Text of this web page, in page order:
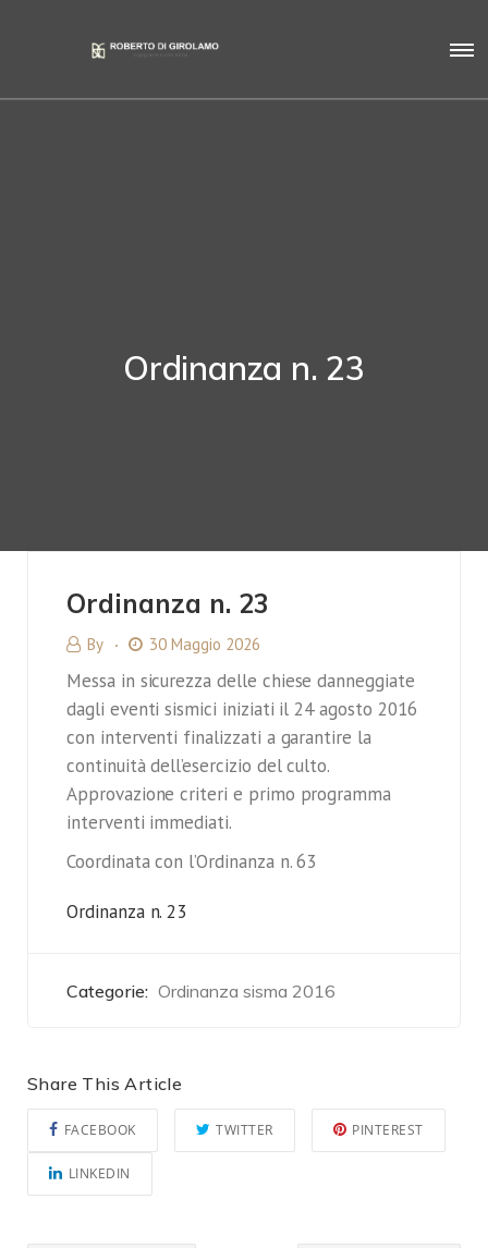
Ordinanza n. 23
Ordinanza n. 23
By 30 Maggio 2026
Messa in sicurezza delle chiese danneggiate
dagli eventi sismici iniziati il 24 agosto 2016
con interventi finalizzati a garantire la
continuità dell’esercizio del culto.
Approvazione criteri e primo programma
interventi immediati.
Coordinata con l’Ordinanza n. 63
Ordinanza n. 23
Categorie: Ordinanza sisma 2016
Share This Article
FACEBOOK TWITTER PINTEREST
LINKEDIN